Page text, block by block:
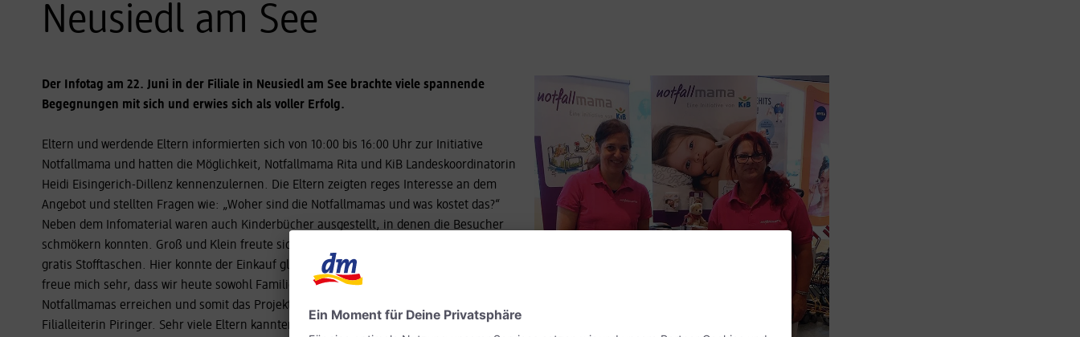
Neusiedl am See
Der Infotag am 22. Juni in der Filiale in Neusiedl am See brachte viele spannende
Begegnungen mit sich und erwies sich als voller Erfolg.
Eltern und werdende Eltern informierten sich von 10:00 bis 16:00 Uhr zur Initiative
Notfallmama und hatten die Möglichkeit, Notfallmama Rita und KiB Landeskoordinatorin
Heidi Eisingerich-Dillenz kennenzulernen. Die Eltern zeigten reges Interesse an dem
Angebot und stellten Fragen wie: „Woher sind die Notfallmamas und was kostet das?“
Neben dem Infomaterial waren auch Kinderbücher ausgestellt, in denen die Besucher
schmökern konnten. Groß und Klein freute sich über die Notfallpflaster und die schönen
gratis Stofftaschen. Hier konnte der Einkauf gleich nachhaltig verstaut werden. „Ich
freue mich sehr, dass wir heute sowohl Familien als auch viele interessierte
Notfallmamas erreichen und somit das Projekt nachhaltig unterstützen konnten.“, so
Filialleiterin Piringer. Sehr viele Eltern kannten KiB noch nicht und nahmen die